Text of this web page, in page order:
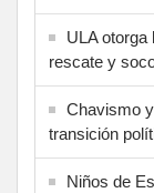
ULA otorga
rescate y
Chavismo
transición
Niños de